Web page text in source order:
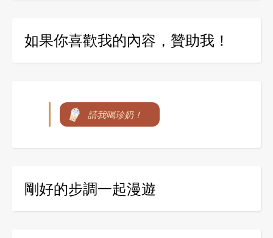
如果你喜歡我的內容，贊助我！
請我喝珍奶！
剛好的步調一起漫遊